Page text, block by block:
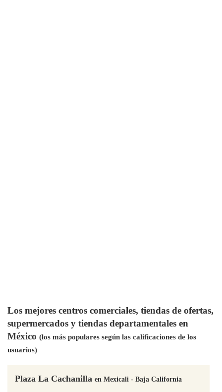
Los mejores centros comerciales, tiendas de ofertas,
supermercados y tiendas departamentales en
México (los más populares según las calificaciones de los
usuarios)
Plaza La Cachanilla en Mexicali - Baja California